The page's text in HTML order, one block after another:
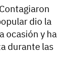
dio la
ocasión y ha
durante las